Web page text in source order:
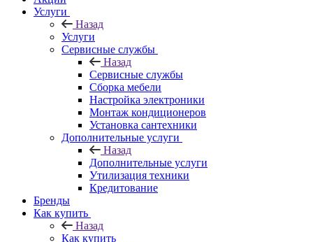
Услуги
Назад
Услуги
Сервисные службы
Назад
Сервисные службы
Сборка мебели
Настройка электроники
Монтаж кондиционеров
Установка сантехники
Дополнительные услуги
Назад
Дополнительные услуги
Утилизация техники
Кредитование
Бренды
Как купить
Назад
Как купить